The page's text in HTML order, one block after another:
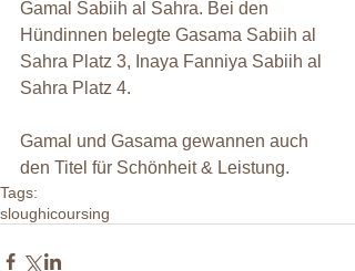
Gamal Sabiih al Sahra. Bei den
Hündinnen belegte Gasama Sabiih al
Sahra Platz 3, Inaya Fanniya Sabiih al
Sahra Platz 4.
Gamal und Gasama gewannen auch
den Titel für Schönheit & Leistung.
Tags:
sloughicoursing